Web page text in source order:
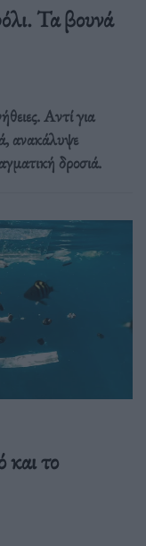
Τα βουνά
Αντί για
ανακάλυψε
δροσιά.
το